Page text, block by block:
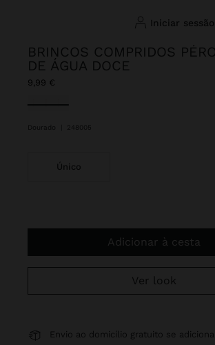
iniciar sessão
BRINCOS COMPRIDOS
DE ÁGUA DOCE
9,99 €
Selecionado
Dourado 248005
Único
Adicionar à cesta
Ver look
Envio ao domicílio gratuito se